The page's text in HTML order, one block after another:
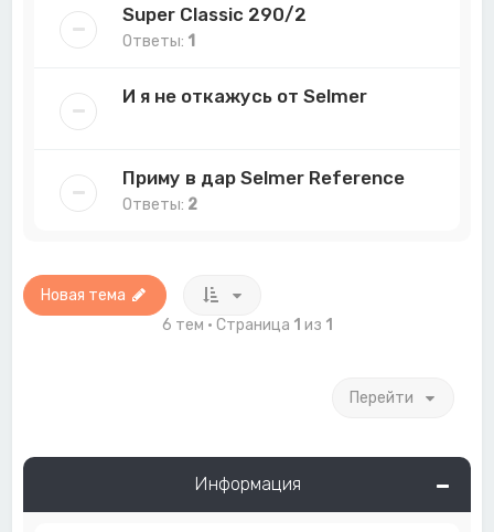
Super Classic 290/2
Ответы: 1
И я не откажусь от Selmer
Приму в дар Selmer Reference
Ответы: 2
Новая тема
6 тем • Страница 1 из 1
Перейти
Информация